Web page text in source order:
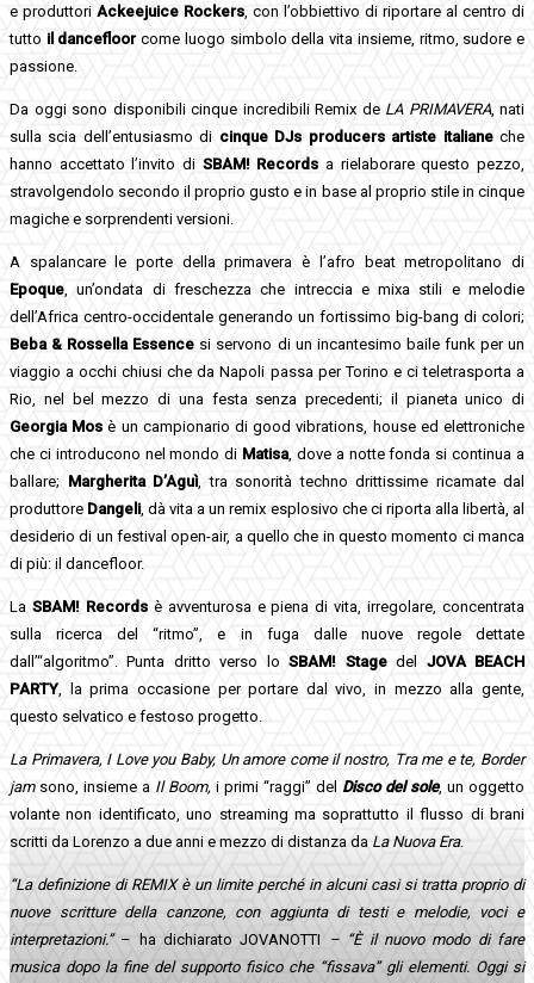
e produttori Ackeejuice Rockers , con l’obbiettivo di riportare al centro di
tutto il dancefloorcome luogo simbolo della vita insieme, ritmo, sudore e
passione.
Da oggi sono disponibili cinque incredibili Remix de L A PRIMAVERA, nati
sulla scia dell’entusiasmo di cinque DJs producers artiste italianeche
hanno accettato l’invito di SBAM! Records a rielaborare questo pezzo,
stravolgendolo secondo il proprio gusto e in base al proprio stile in cinque
magiche e sorprendenti versioni.
A spalancare le porte della primavera è l’afro beat metropolitano di
Epoque , un’ondata di freschezza che intreccia e mixa stili e melodie
dell’Africa centro-occidentale generando un fortissimo big-bang di colori;
Beba & Rossella Essence si servono di un incantesimo baile funk per un
viaggio a occhi chiusi che da Napoli passa per Torino e ci teletrasporta a
Rio, nel bel mezzo di una festa senza precedenti; il pianeta unico di
Georgia Mosè un campionario di good vibrations, house ed elettroniche
che ci introducono nel mondo di Matisa, dove a notte fonda si continua a
ballare; Margherita D’Aguì, tra sonorità techno drittissime ricamate dal
produttore Dangeli, dà vita a un remix esplosivo che ci riporta alla libertà, al
desiderio di un festival open-air, a quello che in questo momento ci manca
di più: il dancefloor.
La SBAM! Records è avventurosa e piena di vita, irregolare, concentrata
sulla ricerca del “ritmo”, e in fuga dalle nuove regole dettate
dall’“algoritmo”. Punta dritto verso loSBAM! Stagedel JOVA BEACH
PARTY, la prima occasione per portare dal vivo, in mezzo alla gente,
questo selvatico e festoso progetto.
La Primavera, I Love you Baby, Un amore come il nostro, Tra me e te, Border
jamsono, insieme a Il Boom, i primi “raggi” del Disco del sole, un oggetto
volante non identificato, uno streaming ma soprattutto il flusso di brani
scritti da Lorenzo a due anni e mezzo di distanza da La Nuova Era.
“La definizione di REMIX è un limite perché in alcuni casi si tratta proprio di
nuove scritture della canzone, con aggiunta di testi e melodie, voci e
interpretazioni.” – ha dichiarato JOVANOTTI – “È il nuovo modo di fare
musica dopo la fine del supporto fisico che “fissava” gli elementi. Oggi si